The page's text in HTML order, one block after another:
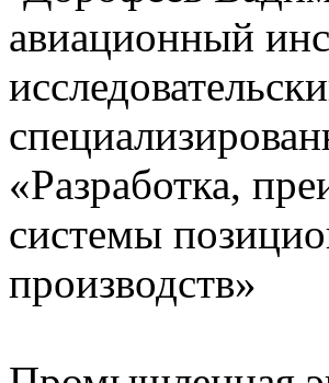
авиационный
«Разработка,
системы
производств»